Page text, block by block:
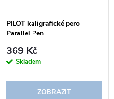
PILOT kaligrafické pero
Parallel Pen
369 Kč
Skladem
ZOBRAZIT